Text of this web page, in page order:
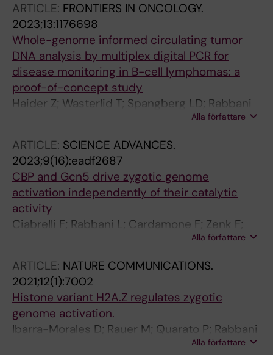
Lundholm A; Koutroumani M; Haider Z; Jylha C;
Mollstedt J; Mansouri L; Plevova K;
Agathangelidis A; Scarfo L; Armand M;
Muggen AF; Kay NE; Shanafelt T; Rossi D; Orre
LM; Pospisilova S; Barylyuk K; Davi F;
Vesterlund M; Langerak AW; Lehtio J; Ghia P;
Stamatopoulos K; Sutton L-A; Rosenquist R
ARTICLE: FRONTIERS IN ONCOLOGY.
2023;13:1176698
Whole-genome informed circulating tumor
DNA analysis by multiplex digital PCR for
disease monitoring in B-cell lymphomas: a
proof-of-concept study
Haider Z; Wasterlid T; Spangberg LD; Rabbani
L; Jylha C; Thorvaldsdottir B; Skaftason A;
Hagglund M; Jeggari A; Rassidakis G; Sonnevi
K; Sander B; Rosenquist R; Tham E; Smedby KE
Alla författare
ARTICLE: SCIENCE ADVANCES.
2023;9(16):eadf2687
CBP and Gcn5 drive zygotic genome
activation independently of their catalytic
activity
Ciabrelli F; Rabbani L; Cardamone F; Zenk F;
Loeser E; Schaechtle MA; Mazina M; Loubiere
Alla författare
ARTICLE: NATURE COMMUNICATIONS.
2021;12(1):7002
Histone variant H2A.Z regulates zygotic
genome activation.
Ibarra-Morales D; Rauer M; Quarato P; Rabbani
L; Zenk F; Schulte-Sasse M; Cardamone F;
Alla författare